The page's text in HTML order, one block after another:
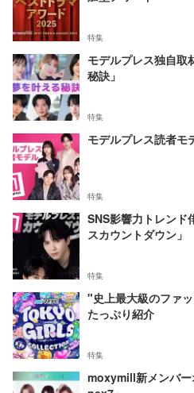
特集
モデルプレス独自取
秘訣」
特集
モデルプレス読者モ
特集
SNS影響力トレンド
スカウントダウン」
特集
"史上最大級のファ
たっぷり紹介
特集
moxymill新メンバ